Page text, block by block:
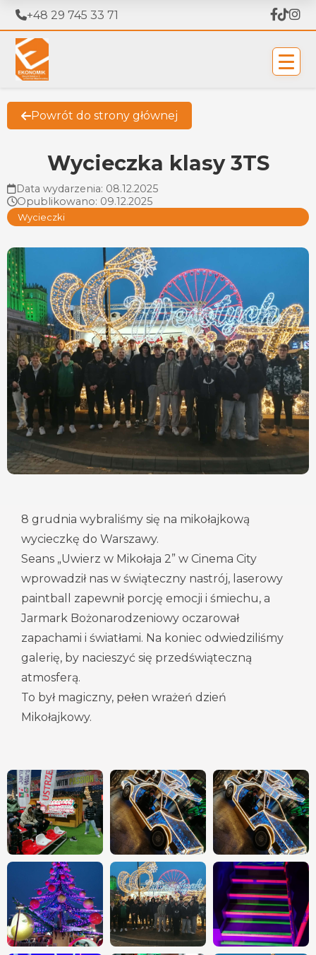
+48 29 745 33 71
Powrót do strony głównej
Wycieczka klasy 3TS
Data wydarzenia: 08.12.2025
Opublikowano: 09.12.2025
Wycieczki
8 grudnia wybraliśmy się na mikołajkową
wycieczkę do Warszawy.
Seans „Uwierz w Mikołaja 2” w Cinema City
wprowadził nas w świąteczny nastrój, laserowy
paintball zapewnił porcję emocji i śmiechu, a
Jarmark Bożonarodzeniowy oczarował
zapachami i światłami. Na koniec odwiedziliśmy
galerię, by nacieszyć się przedświąteczną
atmosferą.
To był magiczny, pełen wrażeń dzień
Mikołajkowy.